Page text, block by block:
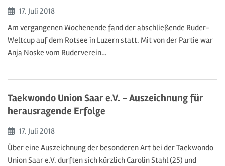
Beginn:
17. Juli 2018
Am vergangenen Wochenende fand der abschließende Ruder-
Weltcup auf dem Rotsee in Luzern statt. Mit von der Partie war
Anja Noske vom Ruderverein…
Taekwondo Union Saar e.V. - Auszeichnung für
herausragende Erfolge
Beginn:
17. Juli 2018
Über eine Auszeichnung der besonderen Art bei der Taekwondo
Union Saar e.V. durften sich kürzlich Carolin Stahl (25) und